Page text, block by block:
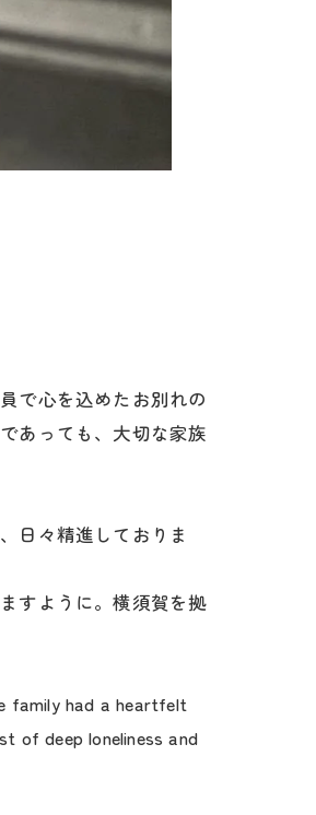
で心を込めたお別れの
あっても、大切な家族
日々精進しておりま
すように。横須賀を拠
family had a heartfelt
of deep loneliness and